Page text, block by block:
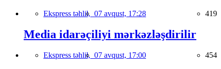
Ekspress təhlil, 07 avqust, 17:28 419
Media idarəçiliyi mərkəzləşdirilir
Ekspress təhlil, 07 avqust, 17:00 454